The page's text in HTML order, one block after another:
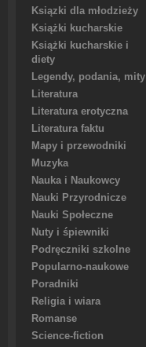
Ksiązki dla młodzieży
Książki kucharskie
Książki kucharskie i
diety
Legendy, podania, mity
Literatura
Literatura erotyczna
Literatura faktu
Mapy i przewodniki
Muzyka
Nauka i Naukowcy
Nauki Przyrodnicze
Nauki Społeczne
Nuty i śpiewniki
Podręczniki szkolne
Popularno-naukowe
Poradniki
Religia i wiara
Romanse
Science-fiction